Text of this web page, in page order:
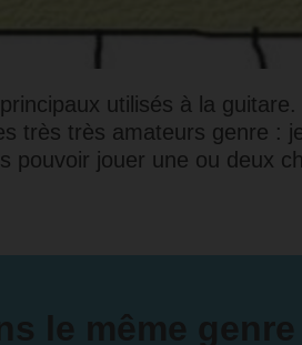
utilisés à la
très très amateurs genre :
pouvoir jouer une ou deux